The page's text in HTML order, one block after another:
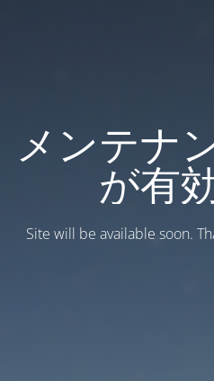
メンテナ
が有
Site will be available soon.